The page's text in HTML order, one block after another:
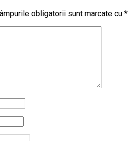
obligatorii sunt marcate cu *